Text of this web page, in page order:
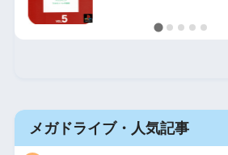
メガドライブ・人気記事